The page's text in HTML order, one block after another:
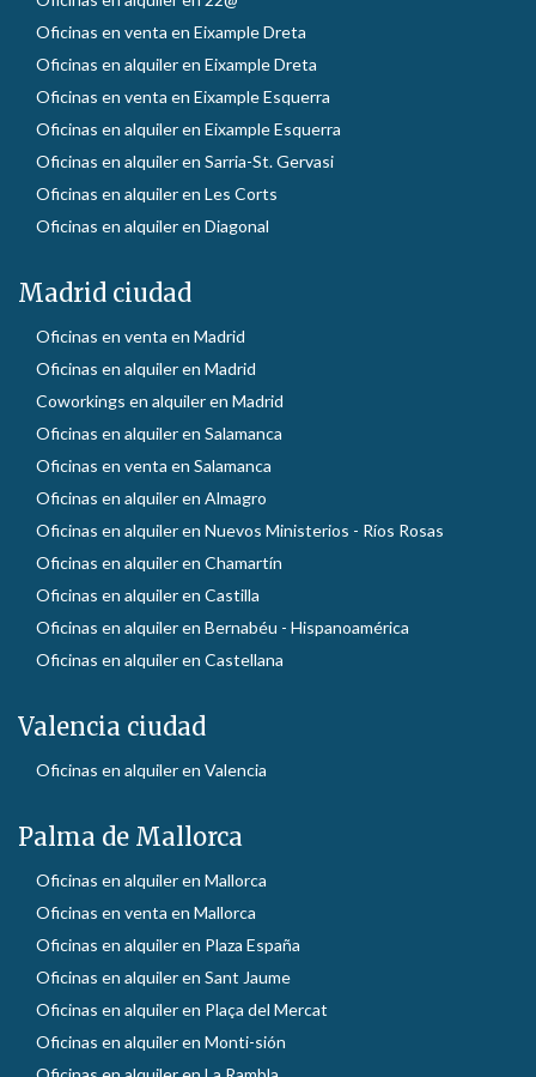
Oficinas en venta en Eixample Dreta
Oficinas en alquiler en Eixample Dreta
Oficinas en venta en Eixample Esquerra
Oficinas en alquiler en Eixample Esquerra
Oficinas en alquiler en Sarria-St. Gervasi
Oficinas en alquiler en Les Corts
Oficinas en alquiler en Diagonal
Madrid ciudad
Oficinas en venta en Madrid
Oficinas en alquiler en Madrid
Coworkings en alquiler en Madrid
Oficinas en alquiler en Salamanca
Oficinas en venta en Salamanca
Oficinas en alquiler en Almagro
Oficinas en alquiler en Nuevos Ministerios - Ríos Rosas
Oficinas en alquiler en Chamartín
Oficinas en alquiler en Castilla
Oficinas en alquiler en Bernabéu - Hispanoamérica
Oficinas en alquiler en Castellana
Valencia ciudad
Oficinas en alquiler en Valencia
Palma de Mallorca
Oficinas en alquiler en Mallorca
Oficinas en venta en Mallorca
Oficinas en alquiler en Plaza España
Oficinas en alquiler en Sant Jaume
Oficinas en alquiler en Plaça del Mercat
Oficinas en alquiler en Monti-sión